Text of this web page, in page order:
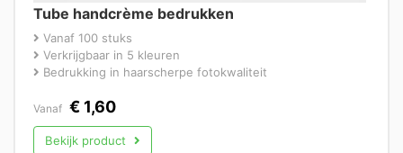
Tube handcrème bedrukken
Vanaf 100 stuks
Verkrijgbaar in 5 kleuren
Bedrukking in haarscherpe fotokwaliteit
Vanaf € 1,60
Bekijk product